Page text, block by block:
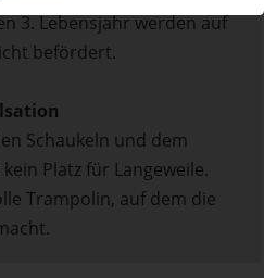
3. Lebensjahr werden auf
befördert.
Schaukeln und dem
Platz für Langeweile.
Trampolin, auf dem die